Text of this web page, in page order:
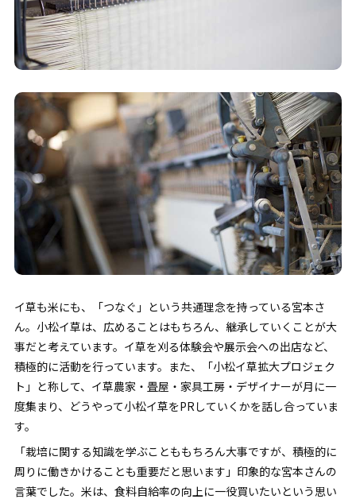
イ草も米にも、「つなぐ」という共通理念を持っている宮本さ
ん。小松イ草は、広めることはもちろん、継承していくことが大
事だと考えています。イ草を刈る体験会や展示会への出店など、
積極的に活動を行っています。また、「小松イ草拡大プロジェク
ト」と称して、イ草農家・畳屋・家具工房・デザイナーが月に一
度集まり、どうやって小松イ草をPRしていくかを話し合っていま
す。
「栽培に関する知識を学ぶことももちろん大事ですが、積極的に
周りに働きかけることも重要だと思います」印象的な宮本さんの
言葉でした。米は、食料自給率の向上に一役買いたいという思い